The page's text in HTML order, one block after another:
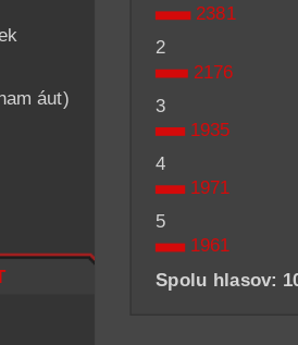
áut)
2381
2
2176
3
1935
4
1971
5
1961
Spolu hlasov: